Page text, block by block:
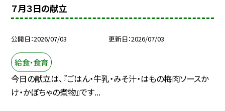
７月３日の献立
公開日 2026/07/03 更新日 2026/07/03
給食・食育
今日の献立は、『ごはん・牛乳・みそ汁・はもの梅肉ソースか
け・かぼちゃの煮物』です...